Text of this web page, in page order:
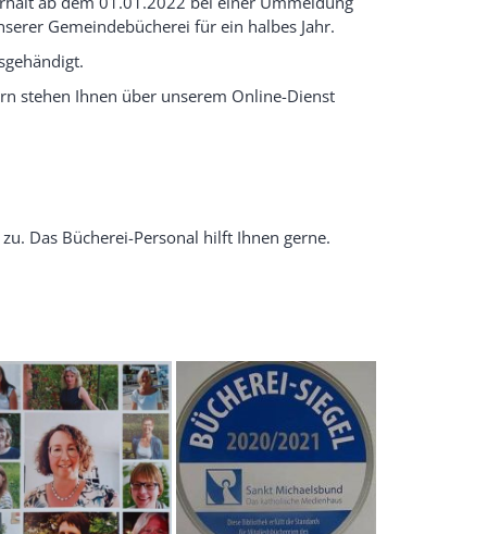
Gemeindebücherei für ein halbes Jahr.
stehen Ihnen über unserem Online-Dienst
Das Bücherei-Personal hilft Ihnen gerne.